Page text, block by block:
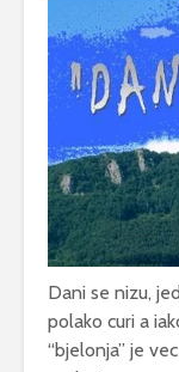
Dani se nizu,
polako curi a
“bjelonja” je